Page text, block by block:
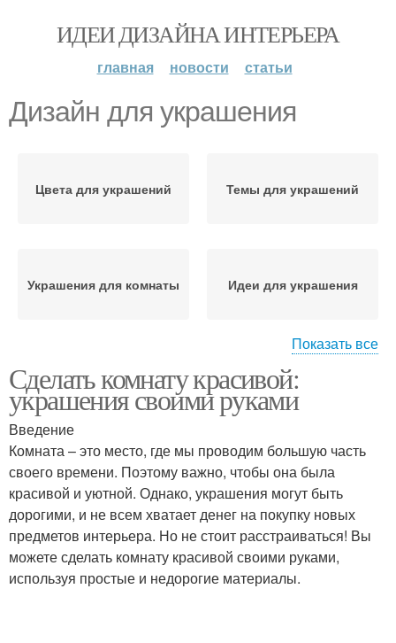
ИДЕИ ДИЗАЙНА ИНТЕРЬЕРА
главная новости статьи
Дизайн для украшения
Цвета для украшений Темы для украшений
Украшения для комнаты Идеи для украшения
Стиль для украшения
Показать все
Сделать комнату красивой:
украшения своими руками
Введение
Комната – это место, где мы проводим большую часть
своего времени. Поэтому важно, чтобы она была
красивой и уютной. Однако, украшения могут быть
дорогими, и не всем хватает денег на покупку новых
предметов интерьера. Но не стоит расстраиваться! Вы
можете сделать комнату красивой своими руками,
используя простые и недорогие материалы.